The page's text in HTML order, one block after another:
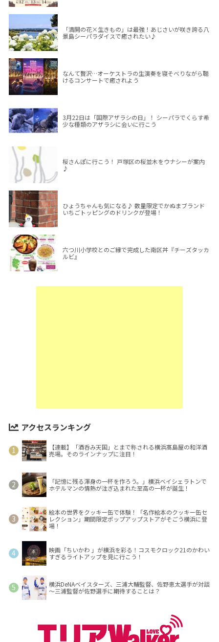
「満開の花×生きもの」は最強！あじさいが咲き誇る八
景島シーパラダイスで癒されたい♪
なんて贅沢…オーケストラの生演奏を寝そべりながら聴
けるコンサートで癒されよう
3月22日は「国際アザラシの日」！ シーパラでくらす希
少な種類のアザラシに会いに行こう
桜さんぽに行こう！ 戸塚区の桜並木をウナシーが案内
♪
ひょうちゃんも気になる♪ 数量限定でかぬまブランド
いちごトッピングのドリンクが登場！
六つ川小学校とのご縁で完成した南区丼『チーズタッカ
ルビ』
アクセスランキング
【連載】「酒呑み天国」とまで称される横浜髙島屋の和洋酒
売場。そのラインナップに注目！
「記憶に残る渾身の一杯を作ろう。」横浜ベイシェラトンで
ホテルマンの情熱が注ぎ込まれた至高の一杯が誕生！
絵本の世界をクッキー缶で体験！「名作絵本のクッキー缶セ
レクション」期間限定ポップアップストアがそごう横浜に登
場！
映画「ちいかわ 」が横浜を彩る！コスモクロック21のかわい
すぎるライトアップを見に行こう！
横浜DeNAベイスターズ、三浦大輔監督、佐野恵太選手が対談
～三浦監督が佐野選手に期待することは？